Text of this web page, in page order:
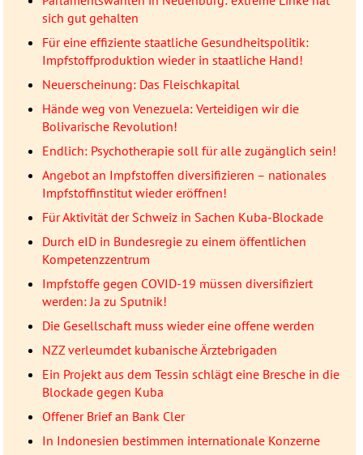
sich gut gehalten
Für eine effiziente staatliche Gesundheitspolitik:
Impfstoffproduktion wieder in staatliche Hand!
Neuerscheinung: Das Fleischkapital
Hände weg von Venezuela: Verteidigen wir die
Bolivarische Revolution!
Endlich: Psychotherapie soll für alle zugänglich sein!
Angebot an Impfstoffen diversifizieren – nationales
Impfstoffinstitut wieder eröffnen!
Für Aktivität der Schweiz in Sachen Kuba-Blockade
Durch eID in Bundesregie zu einem öffentlichen
Kompetenzzentrum
Impfstoffe gegen COVID-19 müssen diversifiziert
werden: Ja zu Sputnik!
Die Gesellschaft muss wieder eine offene werden
NZZ verleumdet kubanische Ärztebrigaden
Ein Projekt aus dem Tessin schlägt eine Bresche in die
Blockade gegen Kuba
Offener Brief an Bank Cler
In Indonesien bestimmen internationale Konzerne